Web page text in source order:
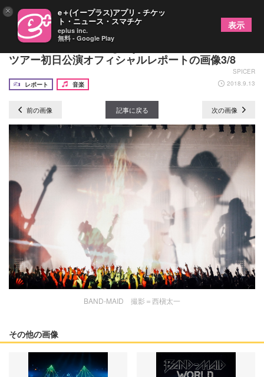
BAND-MAID 新曲「glory」をライブ初披露、全国
ツアー初日公演オフィシャルレポートの画像3/8
SPICER
レポート
音楽 2018.9.13
前の画像 記事に戻る 次の画像
BAND-MAID 撮影＝西槇太一
その他の画像
× e＋(イープラス)アプリ - チケッ
ト・ニュース・スマチケ
eplus inc.
無料 - Google Play
表示